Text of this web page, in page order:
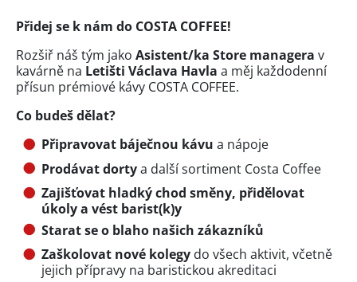
Přidej se k nám do COSTA COFFEE!
Rozšiř náš tým jako Asistent/ka Store managera v
kavárně na Letišti Václava Havla a měj každodenní
přísun prémiové kávy COSTA COFFEE.
Co budeš dělat?
Připravovat báječnou kávu a nápoje
Prodávat dortya další sortiment Costa Coffee
Zajišťovat hladký chod směny, přidělovat
úkoly a vést barist(k)y
Starat se o blaho našich zákazníků
Zaškolovat nové kolegy do všech aktivit, včetně
jejich přípravy na baristickou akreditaci